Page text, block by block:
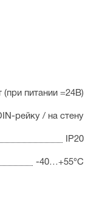
(при питании =24В)
рейку / на стену
IP20
-40…+55°С